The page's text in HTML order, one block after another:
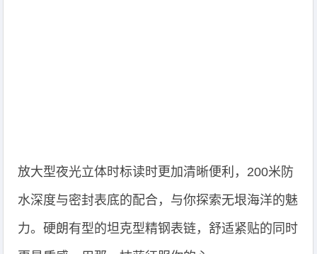
放大型夜光立体时标读时更加清晰便利，200米防
水深度与密封表底的配合，与你探索无垠海洋的魅
力。硬朗有型的坦克型精钢表链，舒适紧贴的同时